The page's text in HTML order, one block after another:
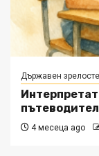
Държавен
пътеводител
4 месеца ago